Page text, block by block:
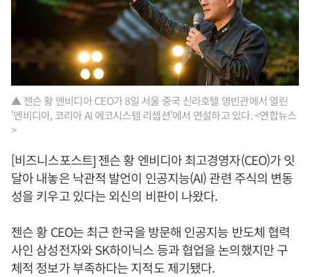
▲ 젠슨 황 엔비디아 CEO가 8일 서울 중국 신라호텔 영빈관에서 열린
'엔비디아, 코리아 AI 에코시스템 리셉션'에서 연설하고 있다. <연합뉴스
>
[비즈니스포스트] 젠슨 황 엔비디아 최고경영자(CEO)가 잇
달아 내놓은 낙관적 발언이 인공지능(AI) 관련 주식의 변동
성을 키우고 있다는 외신의 비판이 나왔다.
젠슨 황 CEO는 최근 한국을 방문해 인공지능 반도체 협력
사인 삼성전자와 SK하이닉스 등과 협업을 논의했지만 구
체적 정보가 부족하다는 지적도 제기됐다.